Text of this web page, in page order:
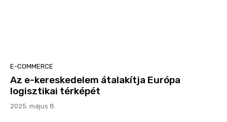
E-COMMERCE
Az e-kereskedelem átalakítja Európa
logisztikai térképét
2025. május 8.